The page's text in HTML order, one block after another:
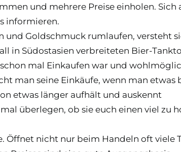
und mehrere Preise einholen. Sich
informieren.
Goldschmuck rumlaufen, versteht
in Südostasien verbreiteten Bier-
mal Einkaufen war und
man seine Einkäufe, wenn man
etwas länger aufhält und auskennt
überlegen, ob sie euch einen viel zu
Öffnet nicht nur beim Handeln oft viele